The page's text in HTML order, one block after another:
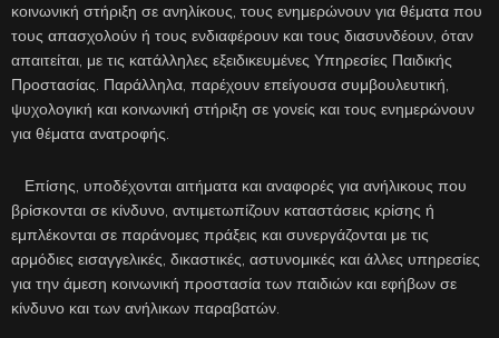
κοινωνική στήριξη σε ανηλίκους, τους ενημερώνουν για θέματα που
τους απασχολούν ή τους ενδιαφέρουν και τους διασυνδέουν, όταν
απαιτείται, με τις κατάλληλες εξειδικευμένες Υπηρεσίες Παιδικής
Προστασίας. Παράλληλα, παρέχουν επείγουσα συμβουλευτική,
ψυχολογική και κοινωνική στήριξη σε γονείς και τους ενημερώνουν
για θέματα ανατροφής.
Επίσης, υποδέχονται αιτήματα και αναφορές για ανήλικους που
βρίσκονται σε κίνδυνο, αντιμετωπίζουν καταστάσεις κρίσης ή
εμπλέκονται σε παράνομες πράξεις και συνεργάζονται με τις
αρμόδιες εισαγγελικές, δικαστικές, αστυνομικές και άλλες υπηρεσίες
για την άμεση κοινωνική προστασία των παιδιών και εφήβων σε
κίνδυνο και των ανήλικων παραβατών.